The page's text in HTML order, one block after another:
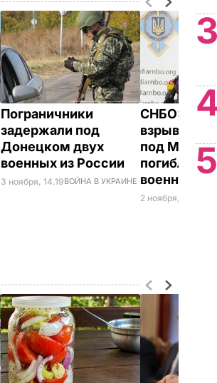
Пограничники
задержали под
Донецком двух
военных из России
3 ноября, 14.19ВОЙНА В УКРАИНЕ
СНБО: В
взрыва на
под
погибли
военных
2 ноября, 13.11
3
5